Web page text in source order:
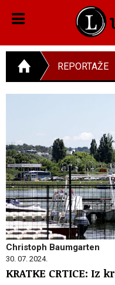
REPORTAŽE
Christoph Baumgarten
30. 07. 2024.
KRATKE CRTICE: Iz